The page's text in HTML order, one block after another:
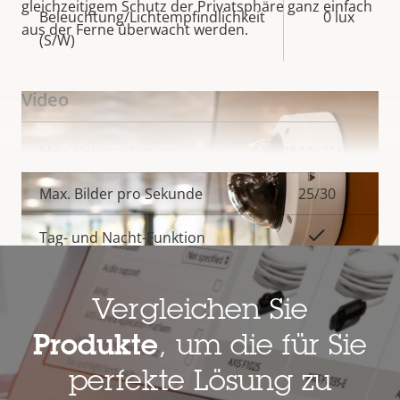
gleichzeitigem Schutz der Privatsphäre ganz einfach
aus der Ferne überwacht werden.
Robust mit hoher Sicherheit
MEHR ANZEIGEN
Beleuchtung/Lichtempfindlichkeit
(S/W)
0 lux
Video
Max. Bilder pro Sekunde 25/30
Tag- und Nacht-Funktion Ja
Elektronische
Bildstabilisierung
Objektiv
Vergleichen Sie
Produkte, um die für Sie
perfekte Lösung zu